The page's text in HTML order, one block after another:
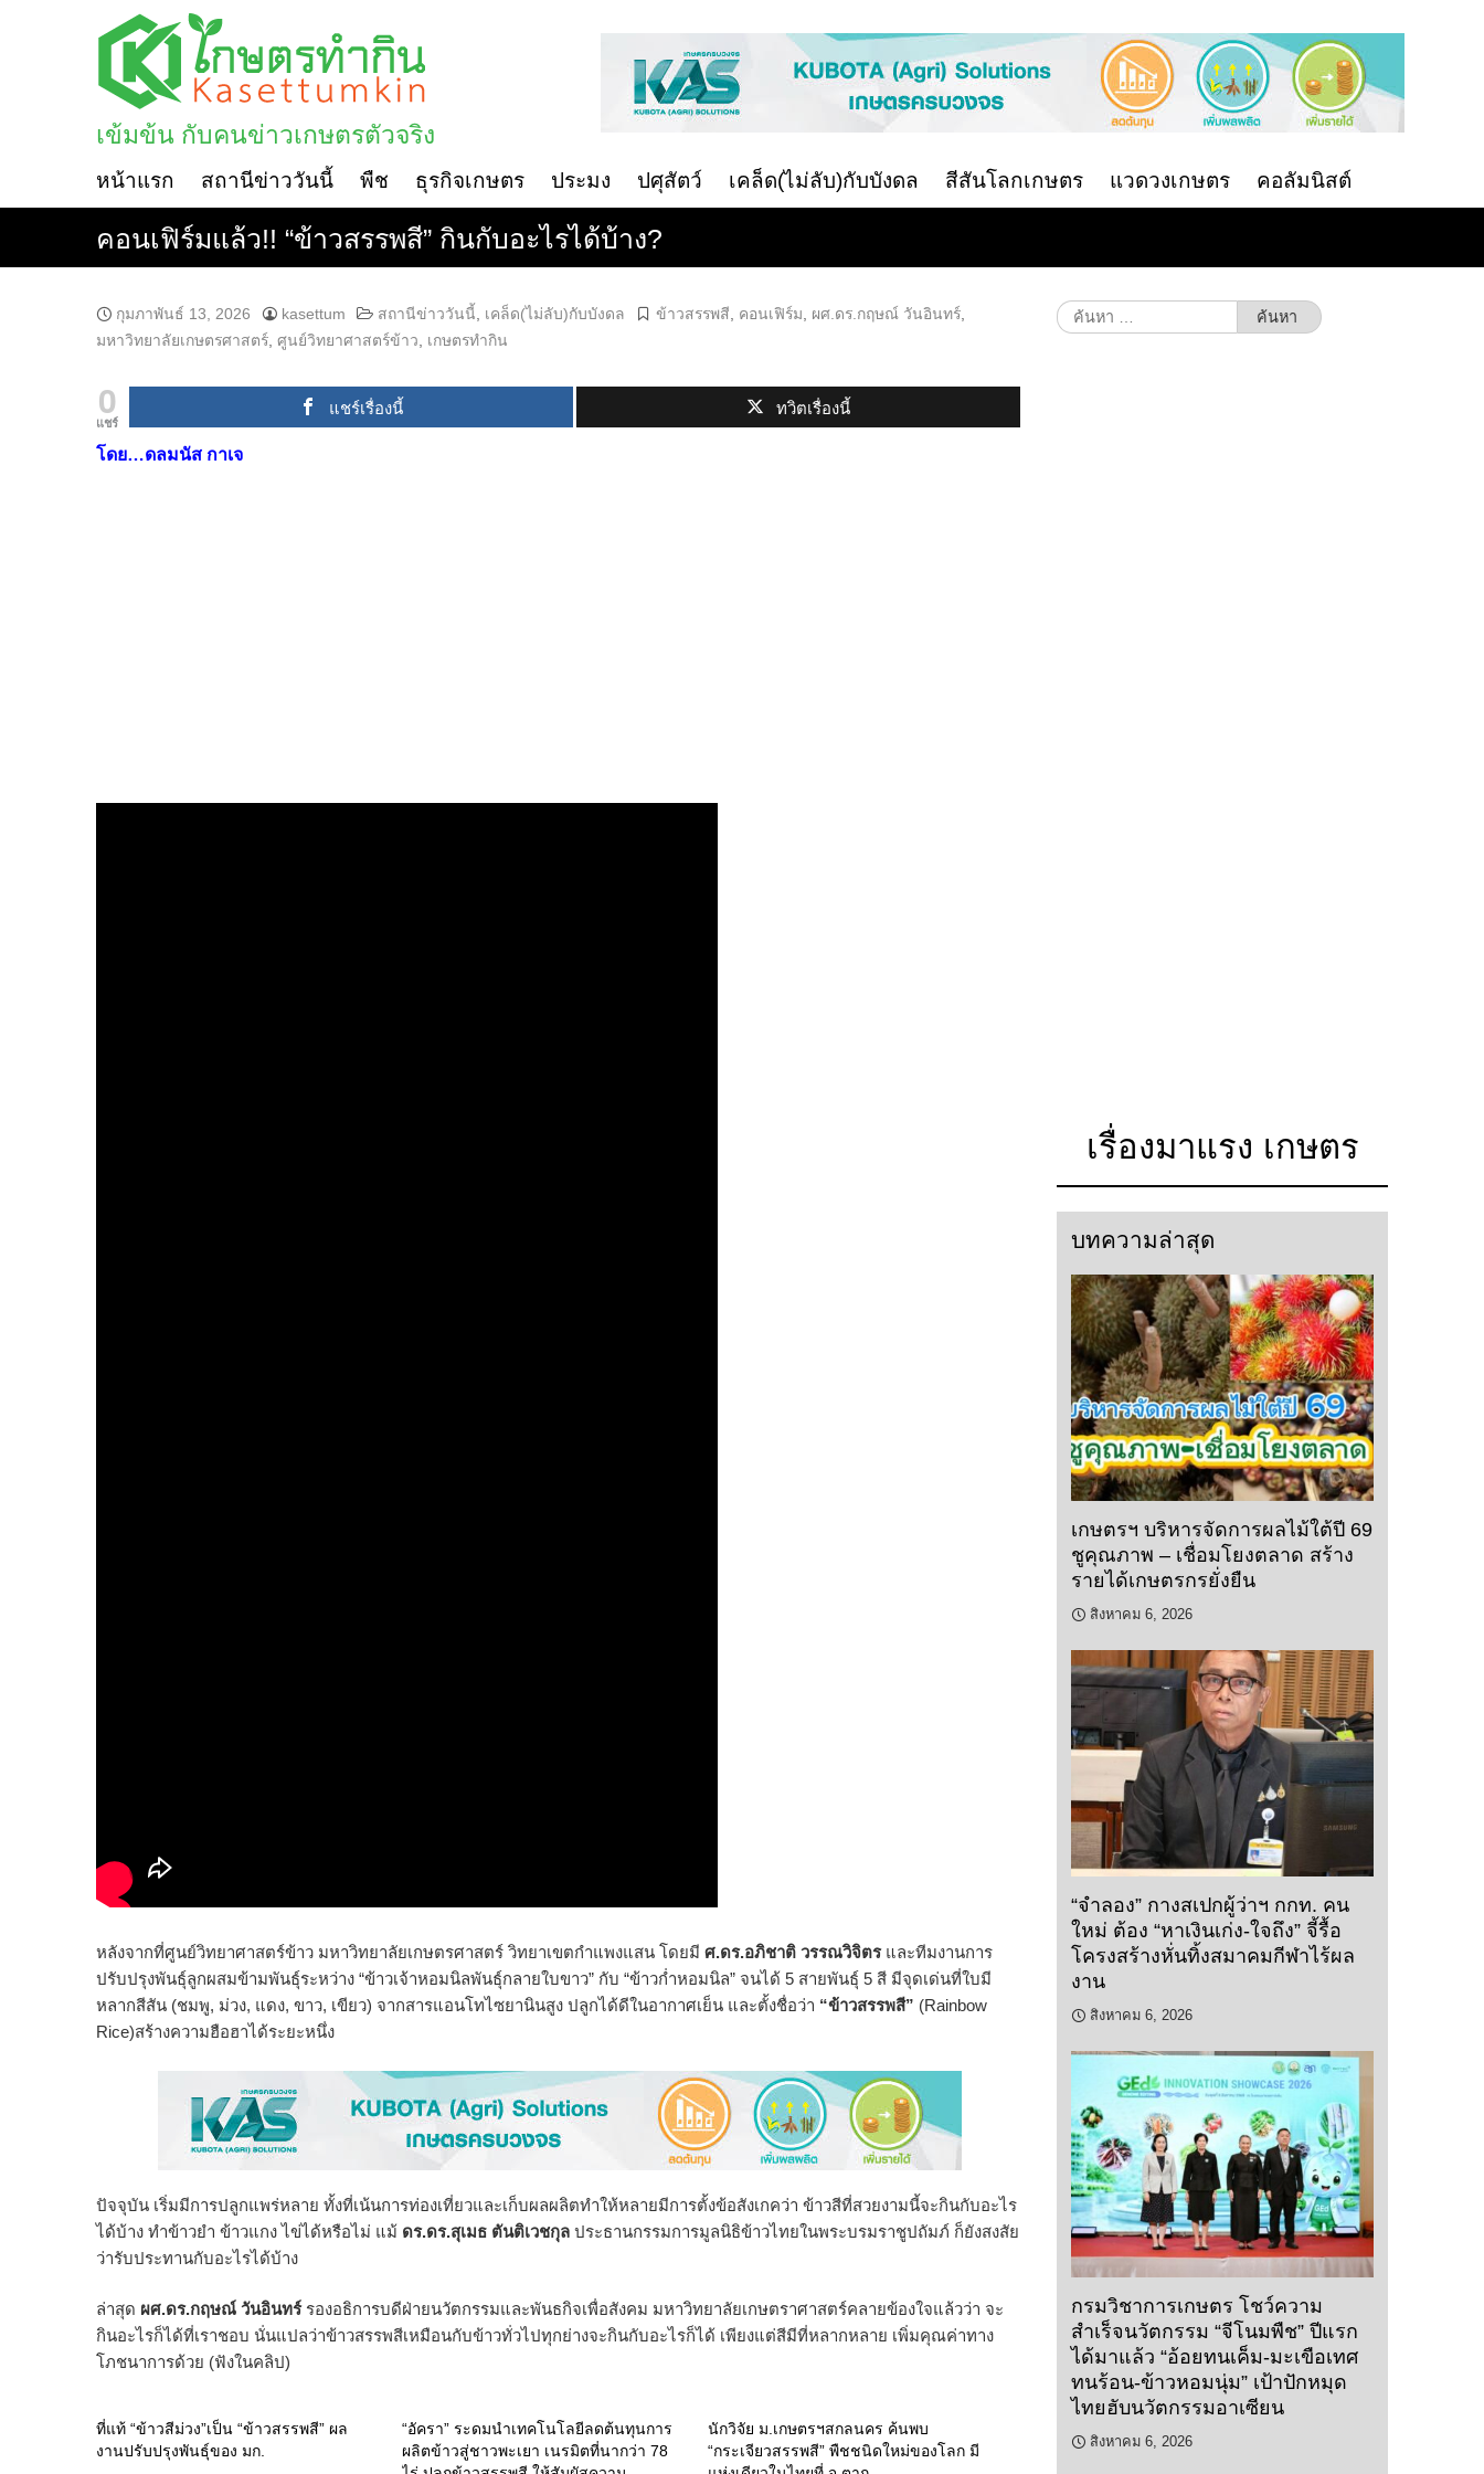
เข้มข้น กับคนข่าวเกษตรตัวจริง
หน้าแรก สถานีข่าววันนี้ พืช ธุรกิจเกษตร ประมง ปศุสัตว์ เคล็ด(ไม่ลับ)กับบังดล สีสันโลกเกษตร แวดวงเกษตร คอลัมนิสต์
คอนเฟิร์มแล้ว!! “ข้าวสรรพสี” กินกับอะไรได้บ้าง?
กุมภาพันธ์ 13, 2026 kasettum สถานีข่าววันนี้ เคล็ด(ไม่ลับ)กับบังดล ข้าวสรรพสี คอนเฟิร์ม ผศ.ดร.กฤษณ์ วันอินทร์
มหาวิทยาลัยเกษตรศาสตร์ ศูนย์วิทยาศาสตร์ข้าว เกษตรทำกิน
0
แชร์
แชร์เรื่องนี้ ทวิตเรื่องนี้
โดย…ดลมนัส กาเจ
หลังจากที่ศูนย์วิทยาศาสตร์ข้าว มหาวิทยาลัยเกษตรศาสตร์ วิทยาเขตกำแพงแสน โดยมี ศ.ดร.อภิชาติ วรรณวิจิตรและทีมงานการ
ปรับปรุงพันธุ์ลูกผสมข้ามพันธุ์ระหว่าง “ข้าวเจ้าหอมนิลพันธุ์กลายใบขาว” กับ “ข้าวก่ำหอมนิล” จนได้ 5 สายพันธุ์ 5 สี มีจุดเด่นที่ใบมี
หลากสีสัน (ชมพู, ม่วง, แดง, ขาว, เขียว) จากสารแอนโทไซยานินสูง ปลูกได้ดีในอากาศเย็น และตั้งชื่อว่า “ข้าวสรรพสี” (Rainbow
Rice)สร้างความฮือฮาได้ระยะหนึ่ง
ปัจจุบัน เริ่มมีการปลูกแพร่หลาย ทั้งที่เน้นการท่องเที่ยวและเก็บผลผลิตทำให้หลายมีการตั้งข้อสังเกคว่า ข้าวสีที่สวยงามนี้จะกินกับอะไร
ได้บ้าง ทำข้าวยำ ข้าวแกง ไข่ได้หรือไม่ แม้ ดร.ดร.สุเมธ ตันติเวชกุล ประธานกรรมการมูลนิธิข้าวไทยในพระบรมราชูปถัมภ์ ก็ยังสงสัย
ว่ารับประทานกับอะไรได้บ้าง
ล่าสุด ผศ.ดร.กฤษณ์ วันอินทร์รองอธิการบดีฝ่ายนวัตกรรมและพันธกิจเพื่อสังคม มหาวิทยาลัยเกษตราศาสตร์คลายข้องใจแล้วว่า จะ
กินอะไรก็ได้ที่เราชอบ นั่นแปลว่าข้าวสรรพสีเหมือนกับข้าวทั่วไปทุกย่างจะกินกับอะไรก็ได้ เพียงแต่สีมีที่หลากหลาย เพิ่มคุณค่าทาง
โภชนาการด้วย (ฟังในคลิป)
ที่แท้ “ข้าวสีม่วง”เป็น “ข้าวสรรพสี” ผล
งานปรับปรุงพันธุ์ของ มก.
“อัครา” ระดมนำเทคโนโลยีลดต้นทุนการ
ผลิตข้าวสู่ชาวพะเยา เนรมิตที่นากว่า 78
นักวิจัย ม.เกษตรฯสกลนคร ค้นพบ
“กระเจียวสรรพสี” พืชชนิดใหม่ของโลก มี
ค้นหา
สำหรับ:
เรื่องมาแรง เกษตร
บทความล่าสุด
เกษตรฯ บริหารจัดการผลไม้ใต้ปี 69
ชูคุณภาพ – เชื่อมโยงตลาด สร้าง
รายได้เกษตรกรยั่งยืน
สิงหาคม 6, 2026
“จำลอง” กางสเปกผู้ว่าฯ กกท. คน
ใหม่ ต้อง “หาเงินเก่ง-ใจถึง” จี้รื้อ
โครงสร้างหั่นทิ้งสมาคมกีฬาไร้ผล
งาน
สิงหาคม 6, 2026
กรมวิชาการเกษตร โชว์ความ
สำเร็จนวัตกรรม “จีโนมพืช” ปีแรก
ได้มาแล้ว “อ้อยทนเค็ม-มะเขือเทศ
ทนร้อน-ข้าวหอมนุ่ม” เป้าปักหมุด
ไทยฮับนวัตกรรมอาเซียน
สิงหาคม 6, 2026